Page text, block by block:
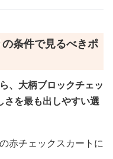
条件で見るべきポ
、大柄ブロックチェッ
さを最も出しやすい選
赤チェックスカートに